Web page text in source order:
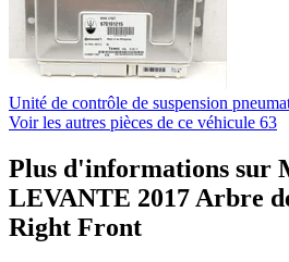
Unité de contrôle de suspension
Voir les autres pièces de ce véhicule 63
Plus d'informations sur
LEVANTE 2017 Arbre
Right Front